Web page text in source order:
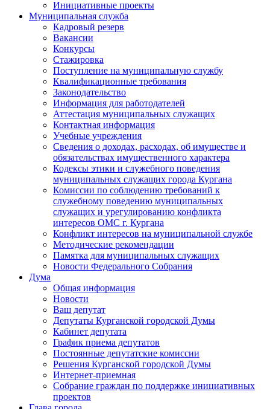
Инициативные проекты
Муниципальная служба
Кадровый резерв
Вакансии
Конкурсы
Стажировка
Поступление на муниципальную службу
Квалификационные требования
Законодательство
Информация для работодателей
Аттестация муниципальных служащих
Контактная информация
Учебные учреждения
Сведения о доходах, расходах, об имуществе и
обязательствах имущественного характера
Кодексы этики и служебного поведения
муниципальных служащих города Кургана
Комиссии по соблюдению требований к
служебному поведению муниципальных
служащих и урегулированию конфликта
интересов ОМС г. Кургана
Конфликт интересов на муниципальной службе
Методические рекомендации
Памятка для муниципальных служащих
Новости Федерального Cобрания
Дума
Общая информация
Новости
Ваш депутат
Депутаты Курганской городской Думы
Кабинет депутата
График приема депутатов
Постоянные депутатские комиссии
Решения Курганской городской Думы
Интернет-приемная
Собрание граждан по поддержке инициативных
проектов